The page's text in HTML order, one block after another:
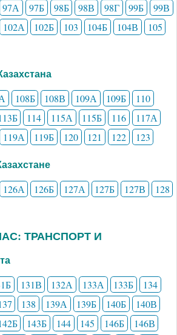
97А 97Б 98Б 98В 98Г 99Б
99В
102А 102Б 103 104Б 104В
105
108Б 108В 109А 109Б
110
114 115А 115Б 116
117А
119А 119Б 120 121 122 123
126А 126Б 127А 127Б 127В
128
ТРАНСПОРТ И
131В 132А 133А 133Б
134
138 139А 139Б 140Б
140В
143Б 144 145 146Б 146В